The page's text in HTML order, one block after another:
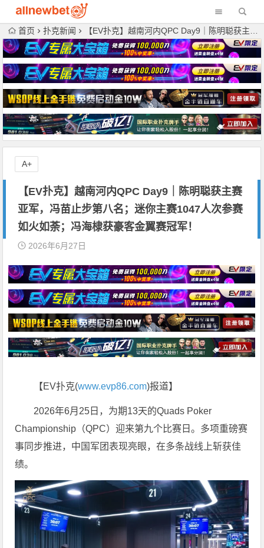
首页 扑克新闻 【EV扑克】越南河内QPC Day9｜陈明聪获主赛亚军，冯苗止步第八名；迷你主赛1047人次参赛如火如荼；冯海棣获豪客金翼赛冠军！
【EV扑克】越南河内QPC Day9｜陈明聪获主赛
亚军，冯苗止步第八名；迷你主赛1047人次参赛
如火如荼；冯海棣获豪客金翼赛冠军！
2026年6月27日
【EV扑克(www.evp86.com)报道】
2026年6月25日，为期13天的Quads Poker
Championship（QPC）迎来第九个比赛日。多项重磅赛
事同步推进，中国军团表现亮眼，在多条战线上斩获佳
绩。
A+